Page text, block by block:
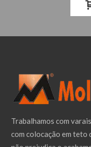
Trabalhamos com
com colocação em teto